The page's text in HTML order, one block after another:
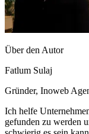
Über den Autor
Fatlum Sulaj
Gründer, Inoweb
Ich helfe
gefunden zu werden